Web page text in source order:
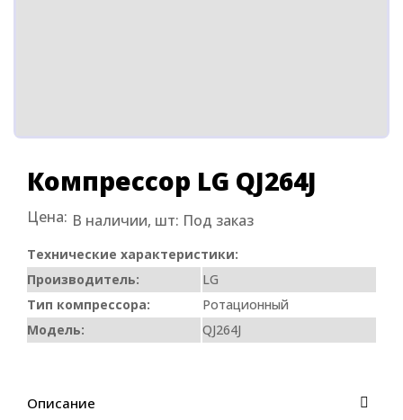
Компрессор LG QJ264J
Цена: В наличии, шт: Под заказ
Технические характеристики:
Производитель:
LG
Тип компрессора:
Ротационный
Модель:
QJ264J
Описание